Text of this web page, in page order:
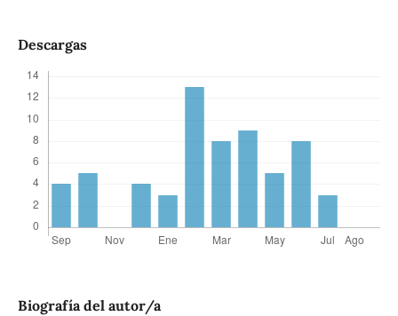
Descargas
Biografía del autor/a